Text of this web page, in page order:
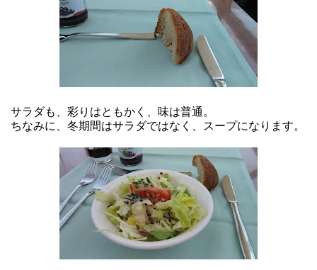
サラダも、彩りはともかく、味は普通。
ちなみに、冬期間はサラダではなく、スープになります。